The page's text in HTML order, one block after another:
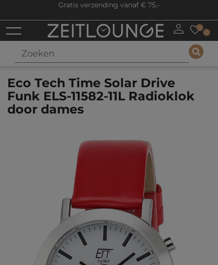
Gratis verzending vanaf € 75,-
0
0
Eco Tech Time Solar Drive
Funk ELS-11582-11L Radioklok
door dames